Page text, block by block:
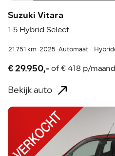
Suzuki Vitara
1.5 Hybrid Select
21.751 km 2025 Automaat
€ 29.950,- of€ 418 p/maand
Bekijk auto